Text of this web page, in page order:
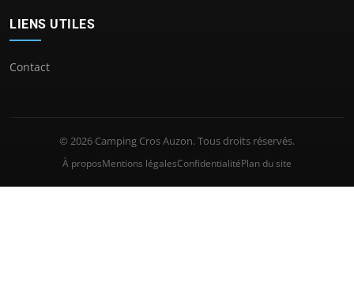
LIENS UTILES
Contact
© 2026 Camping Cros Auzon. Tous droits réservés.
À proposMentions légalesConfidentialitéPlan du site